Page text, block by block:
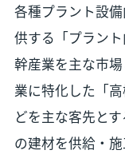
各種プラント設
供する「プラン
幹産業を主な市
業に特化した「
どを主な客先と
の建材を供給・